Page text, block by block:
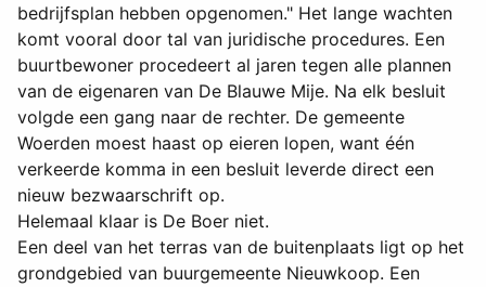
bedrijfsplan hebben opgenomen." Het lange wachten
komt vooral door tal van juridische procedures. Een
buurtbewoner procedeert al jaren tegen alle plannen
van de eigenaren van De Blauwe Mije. Na elk besluit
volgde een gang naar de rechter. De gemeente
Woerden moest haast op eieren lopen, want één
verkeerde komma in een besluit leverde direct een
nieuw bezwaarschrift op.
Helemaal klaar is De Boer niet.
Een deel van het terras van de buitenplaats ligt op het
grondgebied van buurgemeente Nieuwkoop. Een